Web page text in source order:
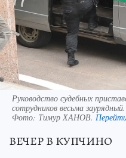
Руководство судебных
сотрудников весьма заурядный.
Фото: Тимур ХАНОВ.
ВЕЧЕР В КУПЧИНО